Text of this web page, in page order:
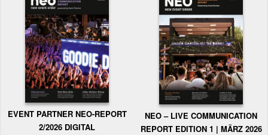
EVENT PARTNER NEO-REPORT
2/2026 DIGITAL
NEO – LIVE COMMUNICATION
REPORT EDITION 1 | MÄRZ 2026